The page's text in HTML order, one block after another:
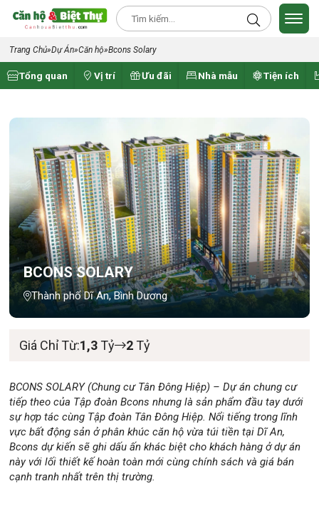
Trang Chủ»Dự Án»Căn hộ»Bcons Solary
Tổng quan Vị trí Ưu đãi Nhà mẫu Tiện ích
BCONS SOLARY
Thành phố Dĩ An, Bình Dương
Giá Chỉ Từ:1,3 Tỷ 2 Tỷ
BCONS SOLARY (Chung cư Tân Đông Hiệp) – Dự án chung cư
tiếp theo của Tập đoàn Bcons nhưng là sản phẩm đầu tay dưới
sự hợp tác cùng Tập đoàn Tân Đông Hiệp. Nổi tiếng trong lĩnh
vực bất động sản ở phân khúc căn hộ vừa túi tiền tại Dĩ An,
Bcons dự kiến sẽ ghi dấu ấn khác biệt cho khách hàng ở dự án
này với lối thiết kế hoàn toàn mới cùng chính sách và giá bán
cạnh tranh nhất trên thị trường.